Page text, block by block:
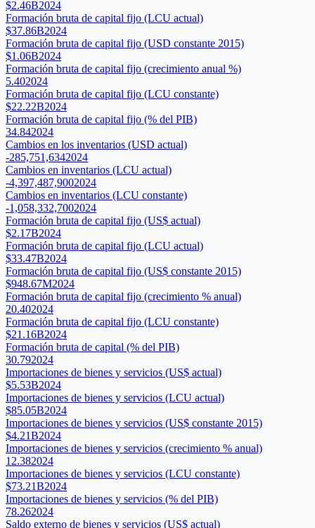
$2.46B2024
Formación bruta de capital fijo (LCU actual)
$37.86B2024
Formación bruta de capital fijo (USD constante 2015)
$1.06B2024
Formación bruta de capital fijo (crecimiento anual %)
5.402024
Formación bruta de capital fijo (LCU constante)
$22.22B2024
Formación bruta de capital fijo (% del PIB)
34.842024
Cambios en los inventarios (USD actual)
-285,751,6342024
Cambios en inventarios (LCU actual)
-4,397,487,9002024
Cambios en inventarios (LCU constante)
-1,058,332,7002024
Formación bruta de capital fijo (US$ actual)
$2.17B2024
Formación bruta de capital fijo (LCU actual)
$33.47B2024
Formación bruta de capital fijo (US$ constante 2015)
$948.67M2024
Formación bruta de capital fijo (crecimiento % anual)
20.402024
Formación bruta de capital fijo (LCU constante)
$21.16B2024
Formación bruta de capital (% del PIB)
30.792024
Importaciones de bienes y servicios (US$ actual)
$5.53B2024
Importaciones de bienes y servicios (LCU actual)
$85.05B2024
Importaciones de bienes y servicios (US$ constante 2015)
$4.21B2024
Importaciones de bienes y servicios (crecimiento % anual)
12.382024
Importaciones de bienes y servicios (LCU constante)
$73.21B2024
Importaciones de bienes y servicios (% del PIB)
78.262024
Saldo externo de bienes y servicios (US$ actual)